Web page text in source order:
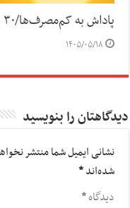
پاداش به کم‌مصرف‌ها/۳۰ درصد تخفیف برای کاهش مصرف برق
۱۴۰۵/۰۵/۱۸
دیدگاهتان را بنویسید
نشانی ایمیل شما منتشر
شده‌اند*
دیدگاه*